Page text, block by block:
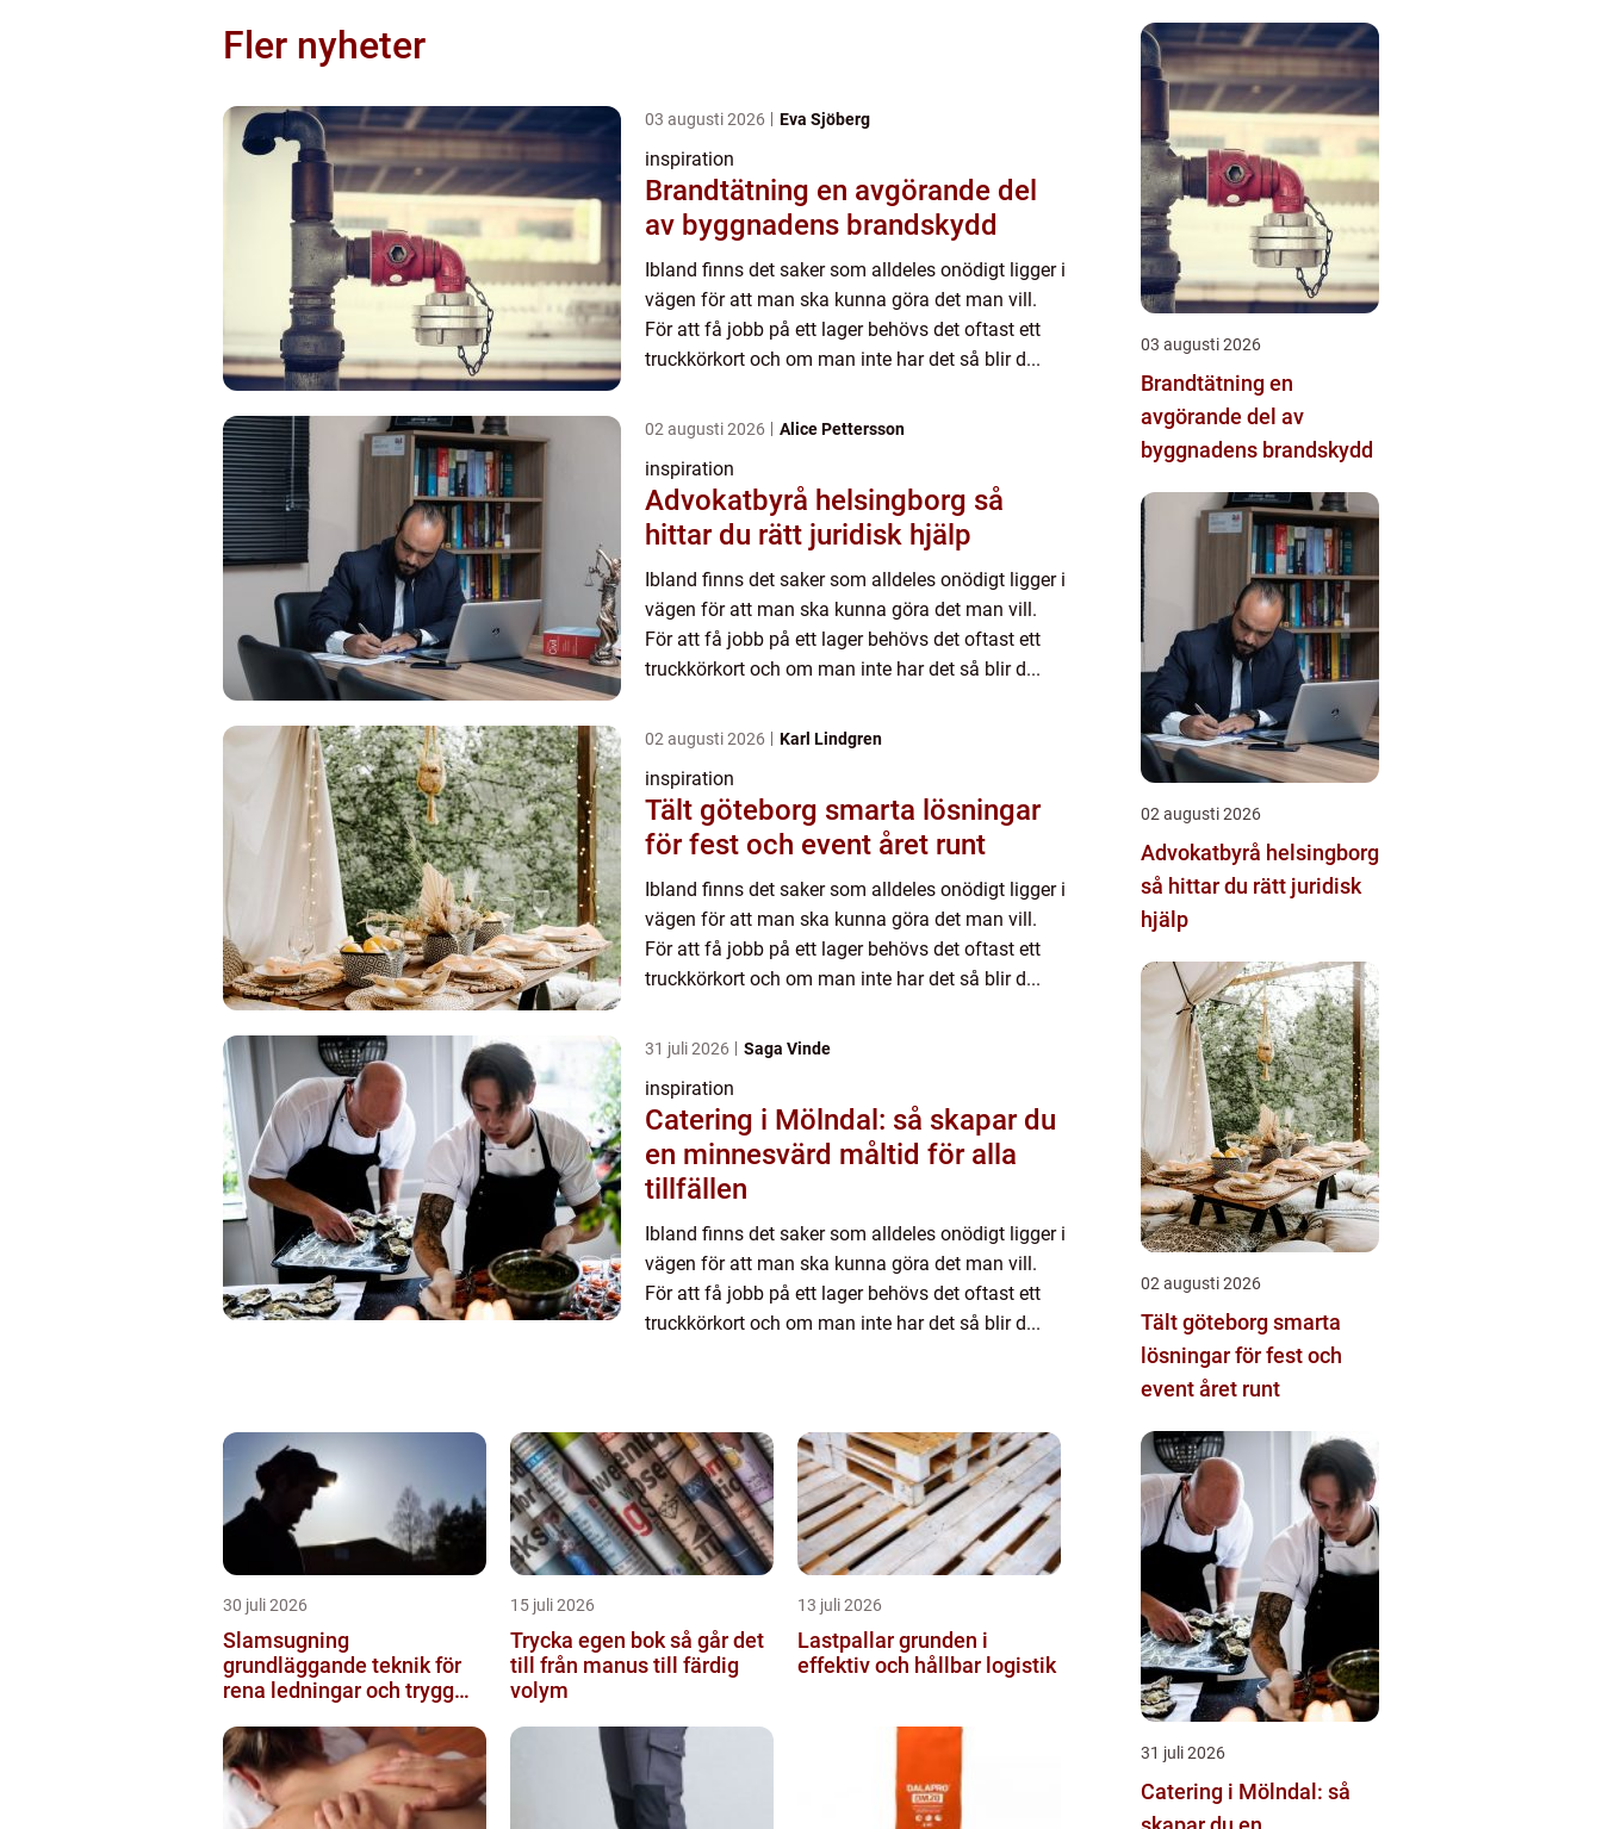
Fler nyheter
03 augusti 2026 Eva Sjöberg
inspiration
Brandtätning en avgörande del
av byggnadens brandskydd
Ibland finns det saker som alldeles onödigt ligger i
vägen för att man ska kunna göra det man vill.
För att få jobb på ett lager behövs det oftast ett
truckkörkort och om man inte har det så blir d...
02 augusti 2026 Alice Pettersson
inspiration
Advokatbyrå helsingborg så
hittar du rätt juridisk hjälp
Ibland finns det saker som alldeles onödigt ligger i
vägen för att man ska kunna göra det man vill.
För att få jobb på ett lager behövs det oftast ett
truckkörkort och om man inte har det så blir d...
02 augusti 2026 Karl Lindgren
inspiration
Tält göteborg smarta lösningar
för fest och event året runt
Ibland finns det saker som alldeles onödigt ligger i
vägen för att man ska kunna göra det man vill.
För att få jobb på ett lager behövs det oftast ett
truckkörkort och om man inte har det så blir d...
31 juli 2026 Saga Vinde
inspiration
Catering i Mölndal: så skapar du
en minnesvärd måltid för alla
tillfällen
Ibland finns det saker som alldeles onödigt ligger i
vägen för att man ska kunna göra det man vill.
För att få jobb på ett lager behövs det oftast ett
truckkörkort och om man inte har det så blir d...
30 juli 2026
Slamsugning
grundläggande teknik för
rena ledningar och trygg
15 juli 2026
Trycka egen bok så går det
till från manus till färdig
volym
13 juli 2026
Lastpallar grunden i
effektiv och hållbar logistik
03 augusti 2026
Brandtätning en
avgörande del av
byggnadens brandskydd
02 augusti 2026
Advokatbyrå helsingborg
så hittar du rätt juridisk
hjälp
02 augusti 2026
Tält göteborg smarta
lösningar för fest och
event året runt
31 juli 2026
Catering i Mölndal: så